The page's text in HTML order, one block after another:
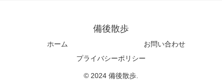
備後散歩
ホーム
お問い合わせ
プライバシーポリシー
© 2024 備後散歩.